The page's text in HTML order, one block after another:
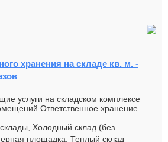
хранения на складе кв. м. -
услуги на складском комплексе
Ответственное хранение
Холодный склад (без
площадка, Теплый склад